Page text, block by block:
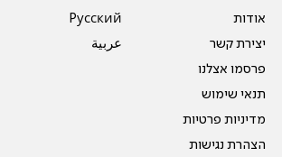
אודות
יצירת קשר
פרסמו אצלנו
תנאי שימוש
מדיניות פרטיות
הצהרת נגישות
Pусский
عربية